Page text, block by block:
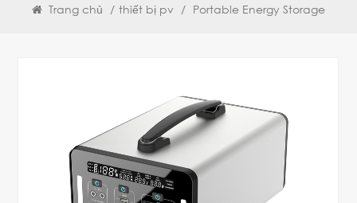
Trang chủ / thiết bị pv / Portable Energy Storage